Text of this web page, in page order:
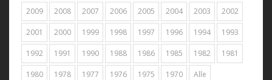
2009 2008 2007 2006 2005 2004 2003 2002
2001 2000 1999 1998 1997 1996 1994 1993
1992 1991 1990 1988 1986 1985 1982 1981
1980 1978 1977 1976 1975 1970 Alle